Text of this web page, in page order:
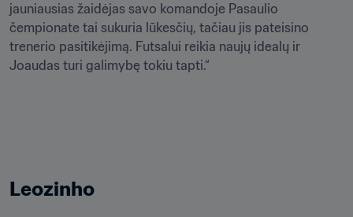
jauniausias žaidėjas savo komandoje Pasaulio
čempionate tai sukuria lūkesčių, tačiau jis pateisino
trenerio pasitikėjimą. Futsalui reikia naujų idealų ir
Joaudas turi galimybę tokiu tapti.“
Leozinho